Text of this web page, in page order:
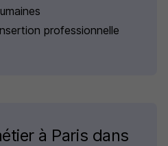
professionnelle
à Paris dans